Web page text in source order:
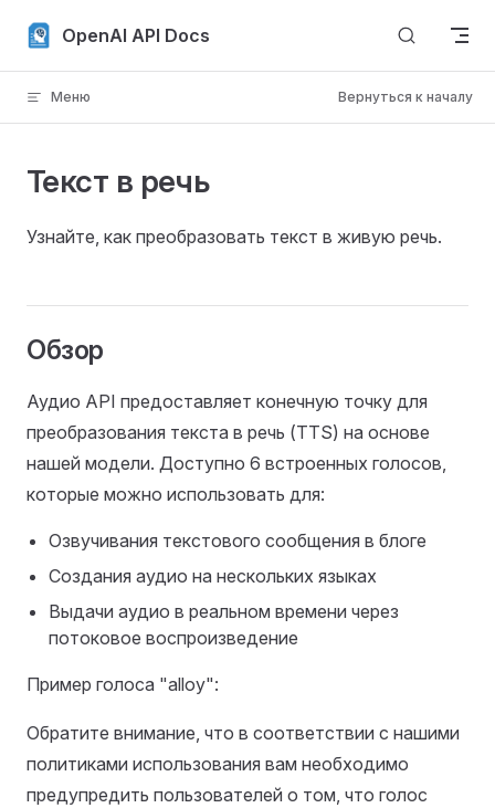
Skip to content
OpenAI API Docs
Меню Вернуться к началу
Текст в речь
Узнайте, как преобразовать текст в живую речь.
Обзор
Аудио API предоставляет конечную точку для
преобразования текста в речь (TTS) на основе
нашей модели. Доступно 6 встроенных голосов,
которые можно использовать для:
Озвучивания текстового сообщения в блоге
Создания аудио на нескольких языках
Выдачи аудио в реальном времени через
потоковое воспроизведение
Пример голоса "alloy":
Обратите внимание, что в соответствии с нашими
политиками использования вам необходимо
предупредить пользователей о том, что голос